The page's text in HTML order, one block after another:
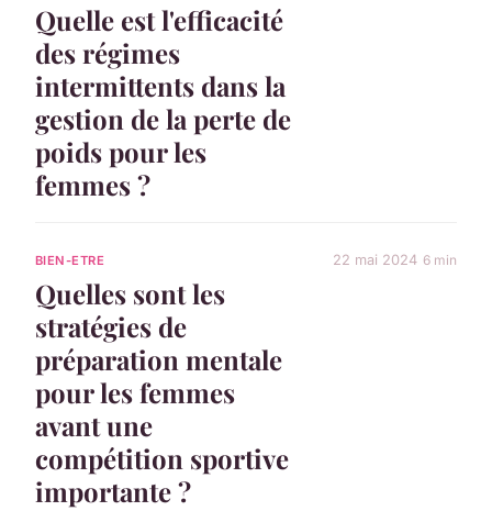
Quelle est l'efficacité
des régimes
intermittents dans la
gestion de la perte de
poids pour les
femmes ?
BIEN-ETRE
Quelles sont les
stratégies de
préparation mentale
pour les femmes
avant une
compétition sportive
importante ?
22 mai 2024 6 min